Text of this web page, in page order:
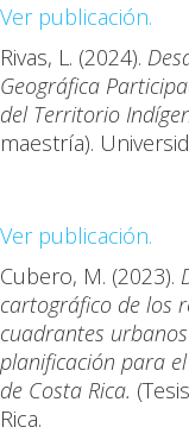
Ver publicación.
Rivas, L. (2024).
Geográfica
del Territorio
maestría).
Ver publicación.
Cubero, M. (2023).
cartográfico de los
cuadrantes
planificación para
de Costa Rica.
Rica.